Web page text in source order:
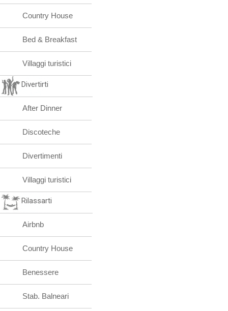
Country House
Bed & Breakfast
Villaggi turistici
Divertirti
After Dinner
Discoteche
Divertimenti
Villaggi turistici
Rilassarti
Airbnb
Country House
Benessere
Stab. Balneari